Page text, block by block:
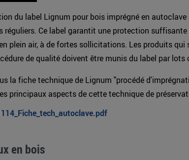
du label Lignum pour bois imprégné en autoclave
réguliers. Ce label garantit une protection suffisante
plein air, à de fortes sollicitations. Les produits
de qualité doivent être munis du label par lots
la fiche technique de Lignum "procédé
principaux aspects de cette technique de
en bois